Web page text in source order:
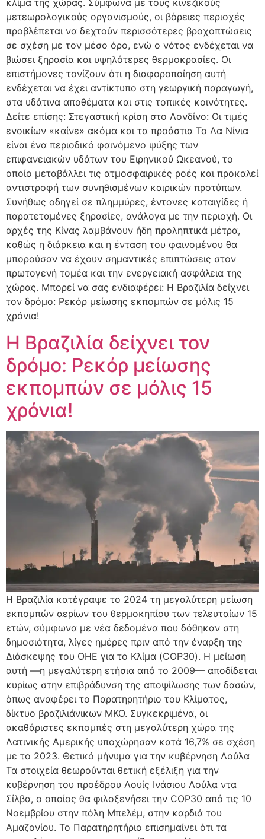
κλίμα της χώρας. Σύμφωνα με τους κινεζικούς
μετεωρολογικούς οργανισμούς, οι βόρειες περιοχές
προβλέπεται να δεχτούν περισσότερες βροχοπτώσεις
σε σχέση με τον μέσο όρο, ενώ ο νότος ενδέχεται να
βιώσει ξηρασία και υψηλότερες θερμοκρασίες. Οι
επιστήμονες τονίζουν ότι η διαφοροποίηση αυτή
ενδέχεται να έχει αντίκτυπο στη γεωργική παραγωγή,
στα υδάτινα αποθέματα και στις τοπικές κοινότητες.
Δείτε επίσης: Στεγαστική κρίση στο Λονδίνο: Οι τιμές
ενοικίων «καίνε» ακόμα και τα προάστια Το Λα Νίνια
είναι ένα περιοδικό φαινόμενο ψύξης των
επιφανειακών υδάτων του Ειρηνικού Ωκεανού, το
οποίο μεταβάλλει τις ατμοσφαιρικές ροές και προκαλεί
αντιστροφή των συνηθισμένων καιρικών προτύπων.
Συνήθως οδηγεί σε πλημμύρες, έντονες καταιγίδες ή
παρατεταμένες ξηρασίες, ανάλογα με την περιοχή. Οι
αρχές της Κίνας λαμβάνουν ήδη προληπτικά μέτρα,
καθώς η διάρκεια και η ένταση του φαινομένου θα
μπορούσαν να έχουν σημαντικές επιπτώσεις στον
πρωτογενή τομέα και την ενεργειακή ασφάλεια της
χώρας. Μπορεί να σας ενδιαφέρει: Η Βραζιλία δείχνει
τον δρόμο: Ρεκόρ μείωσης εκπομπών σε μόλις 15
χρόνια!
Η Βραζιλία δείχνει τον
δρόμο: Ρεκόρ μείωσης
εκπομπών σε μόλις 15
χρόνια!
Η Βραζιλία κατέγραψε το 2024 τη μεγαλύτερη μείωση
εκπομπών αερίων του θερμοκηπίου των τελευταίων 15
ετών, σύμφωνα με νέα δεδομένα που δόθηκαν στη
δημοσιότητα, λίγες ημέρες πριν από την έναρξη της
Διάσκεψης του ΟΗΕ για το Κλίμα (COP30). Η μείωση
αυτή —η μεγαλύτερη ετήσια από το 2009— αποδίδεται
κυρίως στην επιβράδυνση της αποψίλωσης των δασών,
όπως αναφέρει το Παρατηρητήριο του Κλίματος,
δίκτυο βραζιλιάνικων ΜΚΟ. Συγκεκριμένα, οι
ακαθάριστες εκπομπές στη μεγαλύτερη χώρα της
Λατινικής Αμερικής υποχώρησαν κατά 16,7% σε σχέση
με το 2023. Θετικό μήνυμα για την κυβέρνηση Λούλα
Τα στοιχεία θεωρούνται θετική εξέλιξη για την
κυβέρνηση του προέδρου Λουίς Ινάσιου Λούλα ντα
Σίλβα, ο οποίος θα φιλοξενήσει την COP30 από τις 10
Νοεμβρίου στην πόλη Μπελέμ, στην καρδιά του
Αμαζονίου. Το Παρατηρητήριο επισημαίνει ότι τα